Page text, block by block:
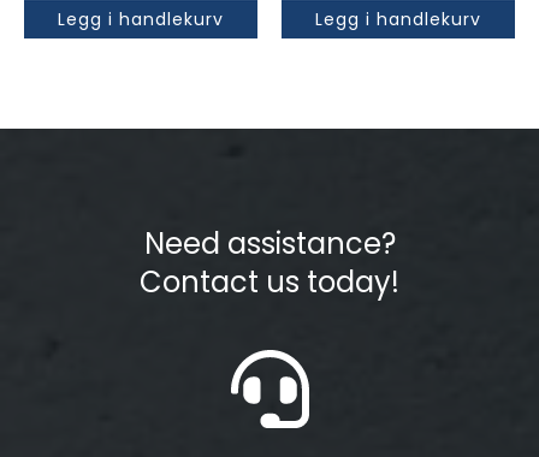
Legg i handlekurv Legg i handlekurv
Need assistance?
Contact us today!